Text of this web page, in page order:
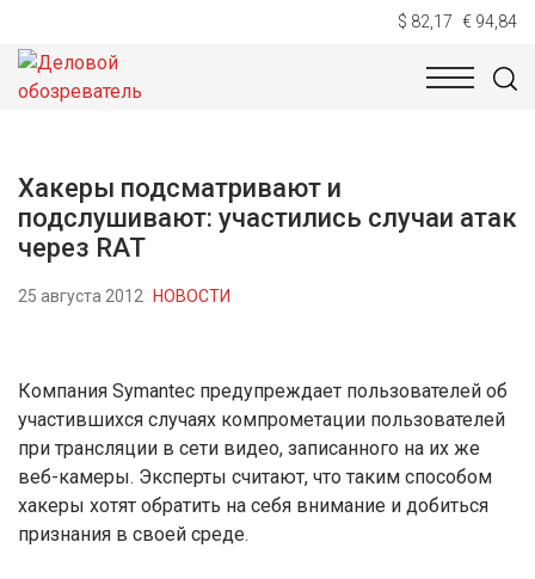
$ 82,17 € 94,84
НОВОСТИ
Хакеры подсматривают и
подслушивают: участились случаи атак
через RAT
25 августа 2012 НОВОСТИ
Компания Symantec предупреждает пользователей об
участившихся случаях компрометации пользователей
при трансляции в сети видео, записанного на их же
веб-камеры. Эксперты считают, что таким способом
хакеры хотят обратить на себя внимание и добиться
признания в своей среде.